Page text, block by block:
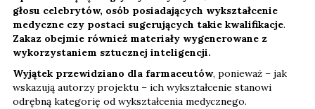
głosu celebrytów, osób posiadających wykształcenie
medyczne czy postaci sugerujących takie kwalifikacje.
Zakaz obejmie również materiały wygenerowane z
wykorzystaniem sztucznej inteligencji.
Wyjątek przewidziano dla farmaceutów, ponieważ – jak
wskazują autorzy projektu – ich wykształcenie stanowi
odrębną kategorię od wykształcenia medycznego.